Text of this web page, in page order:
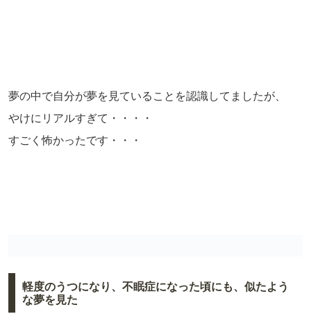
夢の中で自分が夢を見ていることを認識してましたが、
やけにリアルすぎて・・・・
すごく怖かったです・・・
軽度のうつになり、不眠症になった頃にも、似たよう
な夢を見た